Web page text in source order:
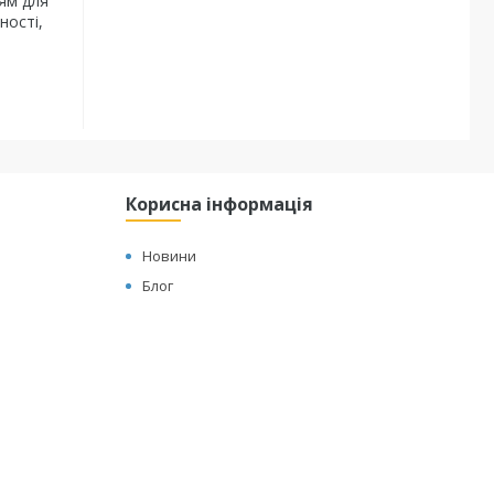
Корисна інформація
Новини
Блог